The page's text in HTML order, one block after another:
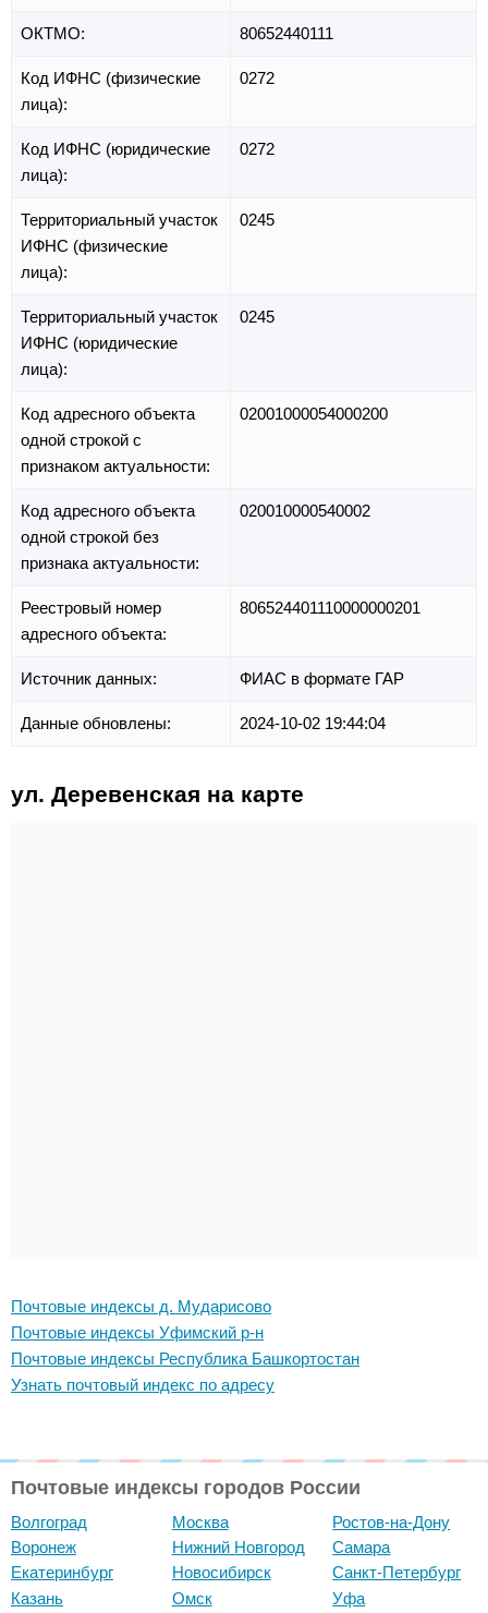
ОКТМО: 80652440111
Код ИФНС (физические
лица):
0272
Код ИФНС (юридические
лица):
0272
Территориальный участок
ИФНС (физические
лица):
0245
Территориальный участок
ИФНС (юридические
лица):
0245
Код адресного объекта
одной строкой с
признаком актуальности:
02001000054000200
Код адресного объекта
одной строкой без
признака актуальности:
020010000540002
Реестровый номер
адресного объекта:
806524401110000000201
Источник данных: ФИАС в формате ГАР
Данные обновлены: 2024-10-02 19:44:04
ул. Деревенская на карте
Почтовые индексы д. Мударисово
Почтовые индексы Уфимский р-н
Почтовые индексы Республика Башкортостан
Узнать почтовый индекс по адресу
Почтовые индексы городов России
Волгоград
Воронеж
Екатеринбург
Казань
Москва
Нижний Новгород
Новосибирск
Омск
Ростов-на-Дону
Самара
Санкт-Петербург
Уфа